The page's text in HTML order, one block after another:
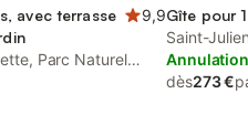
avec terrasse
9,9
Parc Naturel
Gîte pour
Saint-
Régional
dès273 €